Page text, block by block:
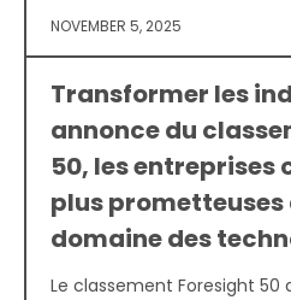
NOVEMBER 5, 2025
Transformer les
annonce du
50, les entreprises
plus prometteuses
domaine des
Le classement Foresight